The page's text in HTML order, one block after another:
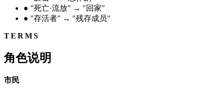
● "死亡·流放" → "回家"
● "存活者" → "残存成员"
TERMS
角色说明
市民